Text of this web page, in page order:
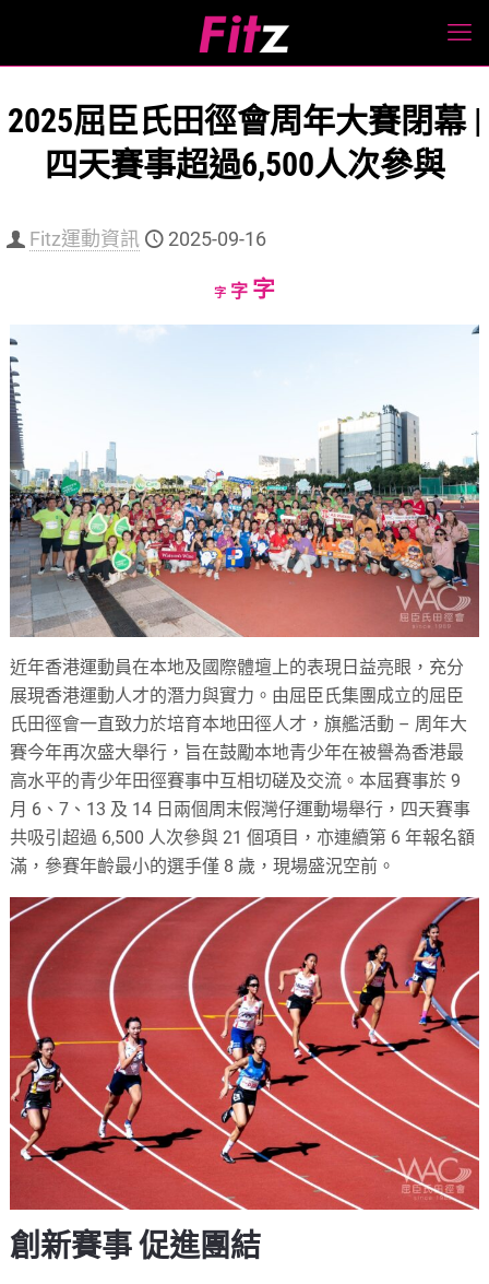
2025屈臣氏田徑會周年大賽閉幕 |
四天賽事超過6,500人次參與
Fitz運動資訊 2025-09-16
字Decrease
字Reset
字Increase
近年香港運動員在本地及國際體壇上的表現日益亮眼，充分
展現香港運動人才的潛力與實力。由屈臣氏集團成立的屈臣
氏田徑會一直致力於培育本地田徑人才，旗艦活動 – 周年大
賽今年再次盛大舉行，旨在鼓勵本地青少年在被譽為香港最
高水平的青少年田徑賽事中互相切磋及交流。本屆賽事於 9
月 6、7、13 及 14 日兩個周末假灣仔運動場舉行，四天賽事
共吸引超過 6,500 人次參與 21 個項目，亦連續第 6 年報名額
滿，參賽年齡最小的選手僅 8 歲，現場盛況空前。
創新賽事 促進團結